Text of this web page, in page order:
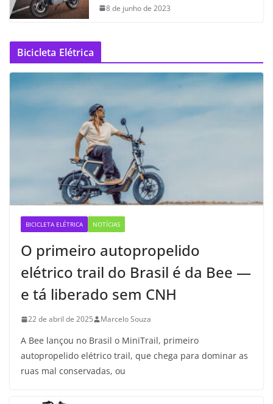
8 de junho de 2023
Bicicleta Elétrica
BICICLETA ELÉTRICA NOTÍCIAS
O primeiro autopropelido
elétrico trail do Brasil é da Bee —
e tá liberado sem CNH
22 de abril de 2025 Marcelo Souza
A Bee lançou no Brasil o MiniTrail, primeiro
autopropelido elétrico trail, que chega para dominar as
ruas mal conservadas, ou